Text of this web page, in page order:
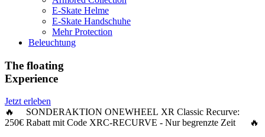
E-Skate Helme
E-Skate Handschuhe
Mehr Protection
Beleuchtung
The floating
Experience
Jetzt erleben
🔥 SONDERAKTION ONEWHEEL XR Classic Recurve:
250€ Rabattmit Code XRC-RECURVE - Nur begrenzte Zeit 🔥